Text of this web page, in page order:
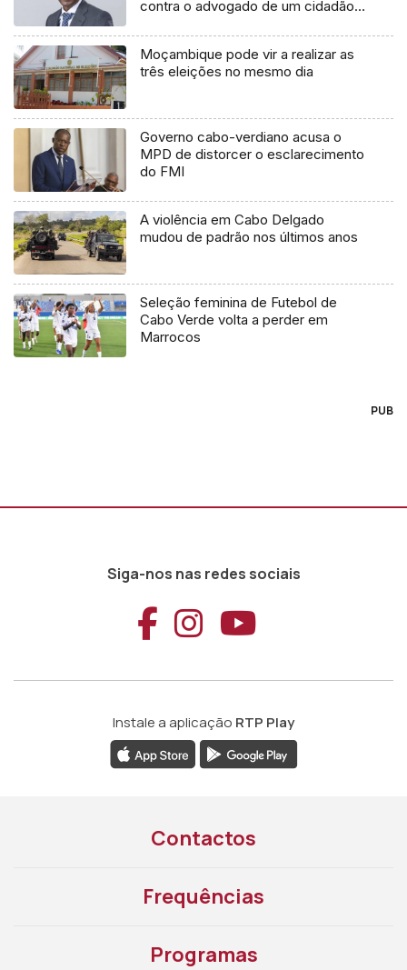
contra o advogado de um cidadão
Moçambique pode vir a realizar as
três eleições no mesmo dia
Governo cabo-verdiano acusa o
MPD de distorcer o esclarecimento
do FMI
A violência em Cabo Delgado
mudou de padrão nos últimos anos
Seleção feminina de Futebol de
Cabo Verde volta a perder em
Marrocos
PUB
Siga-nos nas redes sociais
Aceder ao
Aceder ao
Aceder
Instale a aplicação RTP Play
Contactos
Frequências
Programas